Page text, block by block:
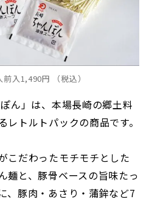
入1,490円 （税込）
ん」は、本場長崎の郷土料
トルトパックの商品です。
こだわったモチモチとした
麺と、豚骨ベースの旨味たっ
、豚肉・あさり・蒲鉾など7